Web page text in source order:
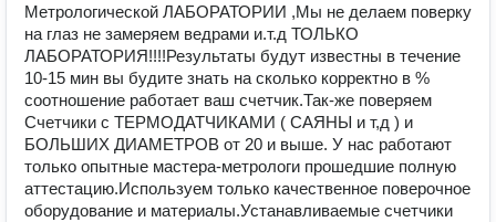
Метрологической ЛАБОРАТОРИИ ,Мы не делаем поверку
на глаз не замеряем ведрами и.т.д ТОЛЬКО
ЛАБОРАТОРИЯ!!!!Результаты будут известны в течение
10-15 мин вы будите знать на сколько корректно в %
соотношение работает ваш счетчик.Так-же поверяем
Счетчики с ТЕРМОДАТЧИКАМИ ( САЯНЫ и т,д ) и
БОЛЬШИХ ДИАМЕТРОВ от 20 и выше. У нас работают
только опытные мастера-метрологи прошедшие полную
аттестацию.Используем только качественное поверочное
оборудование и материалы.Устанавливаемые счетчики